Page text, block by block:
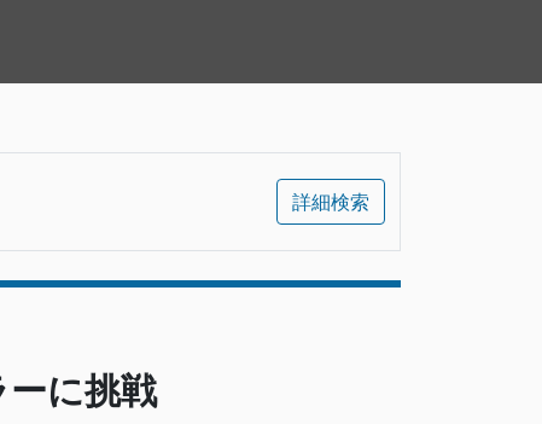
詳細検索
ーに挑戦